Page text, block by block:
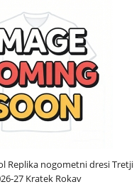
Replika nogometni dresi Tretji
27 Kratek Rokav